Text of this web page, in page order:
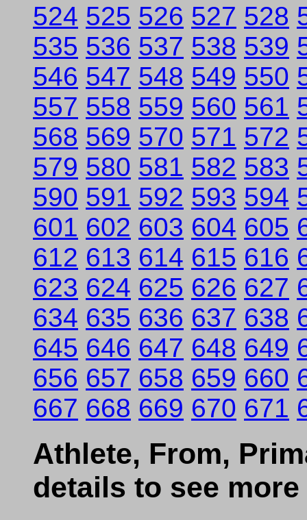
524 525 526 527 528
535 536 537 538 539
546 547 548 549 550
557 558 559 560 561
568 569 570 571 572
579 580 581 582 583
590 591 592 593 594
601 602 603 604 605
612 613 614 615 616
623 624 625 626 627
634 635 636 637 638
645 646 647 648 649
656 657 658 659 660
667 668 669 670 671
Athlete, From,
details to see more